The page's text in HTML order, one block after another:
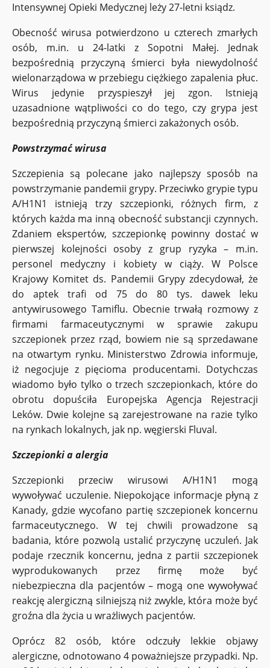
Intensywnej Opieki Medycznej leży 27-letni ksiądz.
Obecność wirusa potwierdzono u czterech zmarłych
osób, m.in. u 24-latki z Sopotni Małej. Jednak
bezpośrednią przyczyną śmierci była niewydolność
wielonarządowa w przebiegu ciężkiego zapalenia płuc.
Wirus jedynie przyspieszył jej zgon. Istnieją
uzasadnione wątpliwości co do tego, czy grypa jest
bezpośrednią przyczyną śmierci zakażonych osób.
Powstrzymać wirusa
Szczepienia są polecane jako najlepszy sposób na
powstrzymanie pandemii grypy. Przeciwko grypie typu
A/H1N1 istnieją trzy szczepionki, różnych firm, z
których każda ma inną obecność substancji czynnych.
Zdaniem ekspertów, szczepionkę powinny dostać w
pierwszej kolejności osoby z grup ryzyka – m.in.
personel medyczny i kobiety w ciąży. W Polsce
Krajowy Komitet ds. Pandemii Grypy zdecydował, że
do aptek trafi od 75 do 80 tys. dawek leku
antywirusowego Tamiflu. Obecnie trwałą rozmowy z
firmami farmaceutycznymi w sprawie zakupu
szczepionek przez rząd, bowiem nie są sprzedawane
na otwartym rynku. Ministerstwo Zdrowia informuje,
iż negocjuje z pięcioma producentami. Dotychczas
wiadomo było tylko o trzech szczepionkach, które do
obrotu dopuściła Europejska Agencja Rejestracji
Leków. Dwie kolejne są zarejestrowane na razie tylko
na rynkach lokalnych, jak np. węgierski Fluval.
Szczepionki a alergia
Szczepionki przeciw wirusowi A/H1N1 mogą
wywoływać uczulenie. Niepokojące informacje płyną z
Kanady, gdzie wycofano partię szczepionek koncernu
farmaceutycznego. W tej chwili prowadzone są
badania, które pozwolą ustalić przyczynę uczuleń. Jak
podaje rzecznik koncernu, jedna z partii szczepionek
wyprodukowanych przez firmę może być
niebezpieczna dla pacjentów – mogą one wywoływać
reakcję alergiczną silniejszą niż zwykle, która może być
groźna dla życia u wrażliwych pacjentów.
Oprócz 82 osób, które odczuły lekkie objawy
alergiczne, odnotowano 4 poważniejsze przypadki. Np.